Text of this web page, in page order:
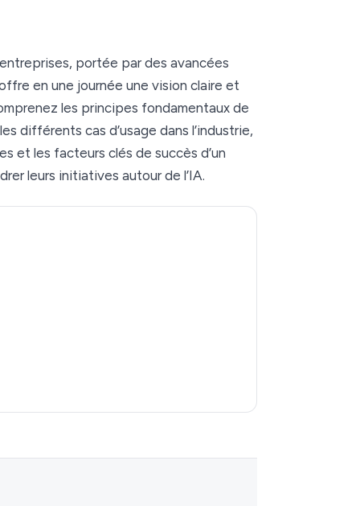
portée par des avancées
en une journée une vision claire et
les principes fondamentaux de
différents cas d’usage dans l’industrie,
et les facteurs clés de succès d’un
leurs initiatives autour de l’IA.